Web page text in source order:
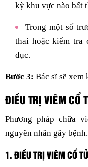
kỳ khu vực nào bất
Trong một số
thai hoặc kiểm tra
dục.
Bước 3: Bác sĩ sẽ xem
ĐIỀU TRỊ VIÊM CỔ
Phương pháp chữa
nguyên nhân gây
1. ĐIỀU TRỊ VIÊM CỔ